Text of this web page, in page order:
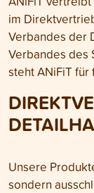
im
Verbandes der
Verbandes des
steht ANiFiT für
Unsere
sondern